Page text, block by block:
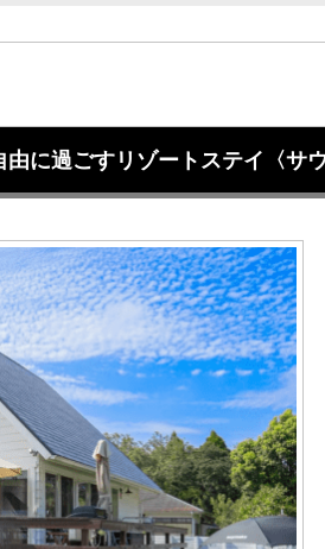
由に過ごすリゾートステイ〈サ